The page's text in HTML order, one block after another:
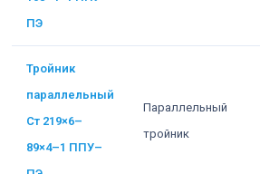
ПЭ
Тройник
параллельный
Ст 219×6–
89×4–1 ППУ–
Параллельный
тройник